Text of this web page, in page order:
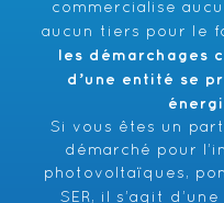
commercialise
aucun tiers pour le
les démarchages
d’une entité se
Si vous êtes un
démarché pour
photovoltaïques,
SER, il s’agit d’une